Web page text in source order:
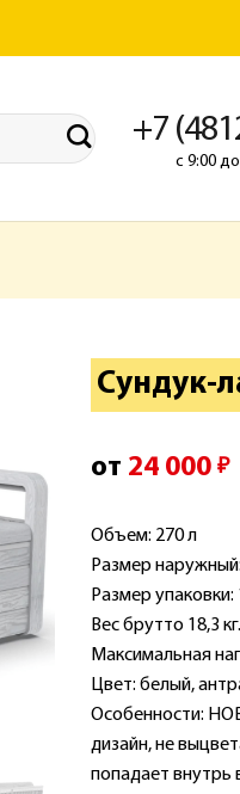
+7
с 9:00
Сундук-
от 24 000 ₽
Объем: 270 л
Размер
Размер упаковки:
Вес брутто 18,3 кг.
Максимальная
Цвет: белый,
Особенности:
дизайн, не
попадает внутрь